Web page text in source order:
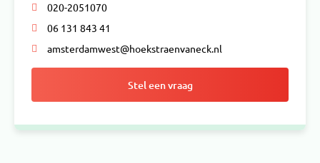
020-2051070
06 131 843 41
amsterdamwest@hoekstraenvaneck.nl
Stel een vraag